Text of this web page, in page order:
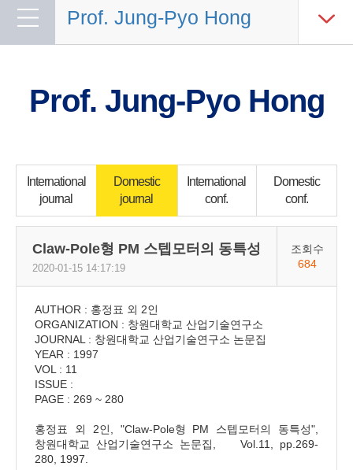
Prof. Jung-Pyo Hong
Prof. Jung-Pyo Hong
International
journal
Domestic
journal
International
conf.
Domestic
conf.
Claw-Pole형 PM 스텝모터의 동특성
2020-01-15 14:17:19
조회수
684
AUTHOR : 홍정표 외 2인
ORGANIZATION : 창원대학교 산업기술연구소
JOURNAL : 창원대학교 산업기술연구소 논문집
YEAR : 1997
VOL : 11
ISSUE :
PAGE : 269 ~ 280
홍정표 외 2인, "Claw-Pole형 PM 스텝모터의 동특성",
창원대학교 산업기술연구소 논문집, Vol.11, pp.269-
280, 1997.